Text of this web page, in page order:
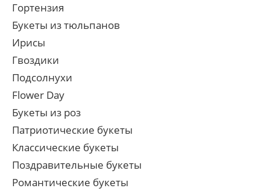
Гортензия
Букеты из тюльпанов
Ирисы
Гвоздики
Подсолнухи
Flower Day
Букеты из роз
Патриотические букеты
Классические букеты
Поздравительные букеты
Романтические букеты